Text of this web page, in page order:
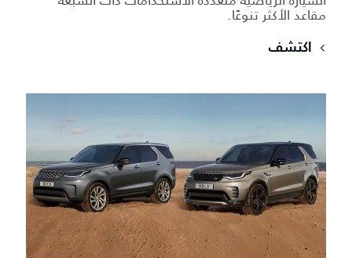
مقاعد الأكثر تنوعًا.
اكتشف